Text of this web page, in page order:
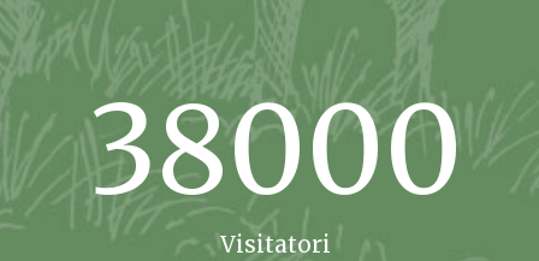
38000
Visitatori